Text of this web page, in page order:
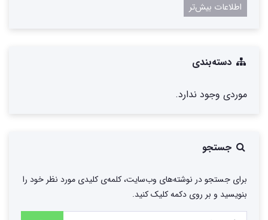
اطلاعات بیش‌تر
دسته‌بندی
موردی وجود ندارد.
جستجو
برای جستجو در نوشته‌های وب‌سایت، کلمه‌ی کلیدی مورد نظر خود را
بنویسید و بر روی دکمه کلیک کنید.